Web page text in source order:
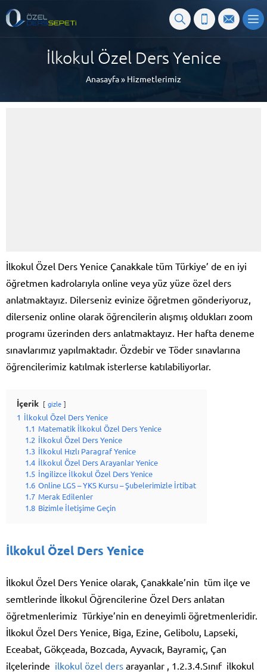
İlkokul Özel Ders Yenice
Anasayfa» Hizmetlerimiz
İlkokul Özel Ders Yenice Çanakkale tüm Türkiye’ de en iyi
öğretmen kadrolarıyla online veya yüz yüze özel ders
anlatmaktayız. Dilerseniz evinize öğretmen gönderiyoruz,
dilerseniz online olarak öğrencilerin alışmış oldukları zoom
programı üzerinden ders anlatmaktayız. Her hafta deneme
sınavlarımız yapılmaktadır. Özdebir ve Töder sınavlarına
öğrencilerimiz katılmak isterlerse katılabiliyorlar.
İçerik gizle
1 İlkokul Özel Ders Yenice
1.1 Matematik İlkokul Özel Ders Yenice
1.2 İlkokul Özel Ders Yenice
1.3 İlkokul Hızlı Paragraf Yenice
1.4 İlkokul Özel Ders Arayanlar Yenice
1.5 İngilizce İlkokul Özel Ders Yenice
1.6 Online LGS – YKS Kursu – Şubelerimizle İrtibat
1.7 Merak Edilenler
1.8 Bizimle İletişime Geçin
İlkokul Özel Ders Yenice
İlkokul Özel Ders Yenice olarak, Çanakkale’nin tüm ilçe ve
semtlerinde İlkokul Öğrencilerine Özel Ders anlatan
öğretmenlerimiz Türkiye’nin en deneyimli öğretmenleridir.
İlkokul Özel Ders Yenice, Biga, Ezine, Gelibolu, Lapseki,
Eceabat, Gökçeada, Bozcada, Ayvacık, Bayramiç, Çan
ilçelerinde ilkokul özel ders arayanlar , 1.2.3.4.Sınıf ilkokul